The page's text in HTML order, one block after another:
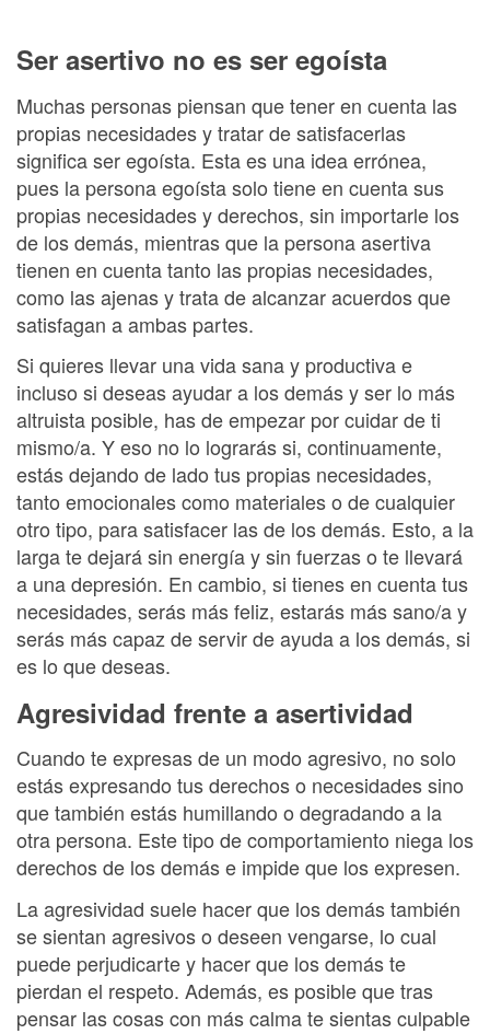
Ser asertivo no es ser egoísta
Muchas personas piensan que tener en cuenta las
propias necesidades y tratar de satisfacerlas
significa ser egoísta. Esta es una idea errónea,
pues la persona egoísta solo tiene en cuenta sus
propias necesidades y derechos, sin importarle los
de los demás, mientras que la persona asertiva
tienen en cuenta tanto las propias necesidades,
como las ajenas y trata de alcanzar acuerdos que
satisfagan a ambas partes.
Si quieres llevar una vida sana y productiva e
incluso si deseas ayudar a los demás y ser lo más
altruista posible, has de empezar por cuidar de ti
mismo/a. Y eso no lo lograrás si, continuamente,
estás dejando de lado tus propias necesidades,
tanto emocionales como materiales o de cualquier
otro tipo, para satisfacer las de los demás. Esto, a la
larga te dejará sin energía y sin fuerzas o te llevará
a una depresión. En cambio, si tienes en cuenta tus
necesidades, serás más feliz, estarás más sano/a y
serás más capaz de servir de ayuda a los demás, si
es lo que deseas.
Agresividad frente a asertividad
Cuando te expresas de un modo agresivo, no solo
estás expresando tus derechos o necesidades sino
que también estás humillando o degradando a la
otra persona. Este tipo de comportamiento niega los
derechos de los demás e impide que los expresen.
La agresividad suele hacer que los demás también
se sientan agresivos o deseen vengarse, lo cual
puede perjudicarte y hacer que los demás te
pierdan el respeto. Además, es posible que tras
pensar las cosas con más calma te sientas culpable